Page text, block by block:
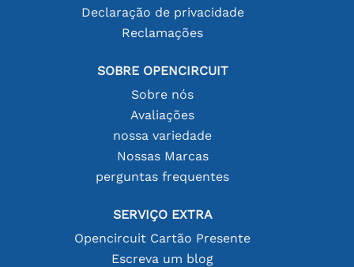
Declaração de privacidade
Reclamações
SOBRE OPENCIRCUIT
Sobre nós
Avaliações
nossa variedade
Nossas Marcas
perguntas frequentes
SERVIÇO EXTRA
Opencircuit Cartão Presente
Escreva um blog